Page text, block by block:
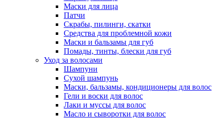
Маски для лица
Патчи
Скрабы, пилинги, скатки
Средства для проблемной кожи
Маски и бальзамы для губ
Помады, тинты, блески для губ
Уход за волосами
Шампуни
Сухой шампунь
Маски, бальзамы, кондиционеры для волос
Гели и воски для волос
Лаки и муссы для волос
Масло и сыворотки для волос